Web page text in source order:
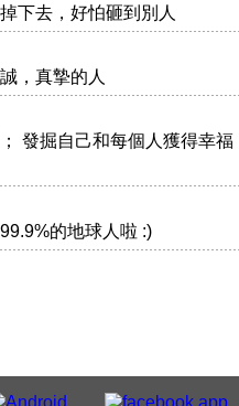
下去，好怕砸到別人
，真摯的人
發掘自己和每個人獲得幸福
的地球人啦 :)